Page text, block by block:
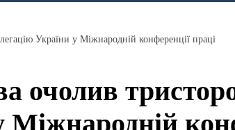
України у Міжнародній конференції праці
очолив
Міжнародній